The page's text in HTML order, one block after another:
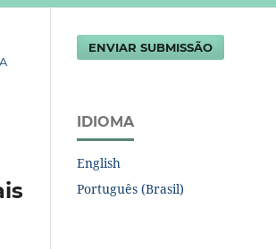
ENVIAR SUBMISSÃO
IDIOMA
English
Português (Brasil)